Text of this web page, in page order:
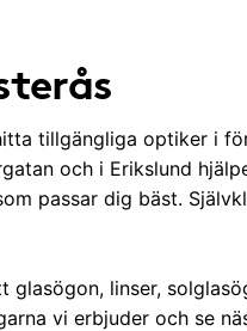
tillgängliga optiker i
och i Erikslund
passar dig bäst.
linser,
vi erbjuder och se